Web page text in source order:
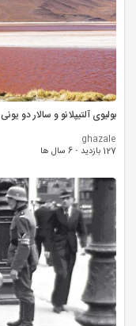
بولیوی آلتیپلانو و سالار دو یونی
ghazale
127 بازدید
· 6 سال ها